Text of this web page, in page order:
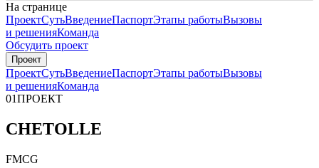
На странице
ПроектСутьВведениеПаспортЭтапы работыВызовы
и решенияКоманда
Обсудить проект
Проект
ПроектСутьВведениеПаспортЭтапы работыВызовы
и решенияКоманда
01ПРОЕКТ
CHETOLLE
FMCG